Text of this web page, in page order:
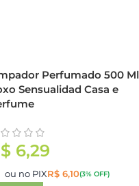
Perfumado 500 Ml
Sensualidad Casa e
6,29
ou no PIXR$6,10(3% OFF)